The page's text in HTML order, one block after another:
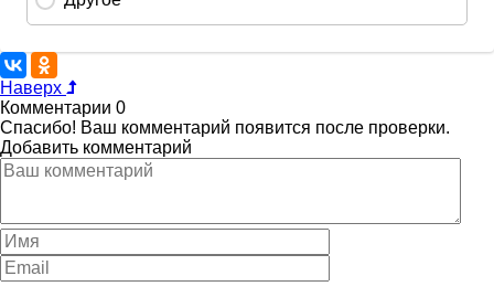
Наверх
Комментарии 0
Спасибо! Ваш комментарий появится после проверки.
Добавить комментарий